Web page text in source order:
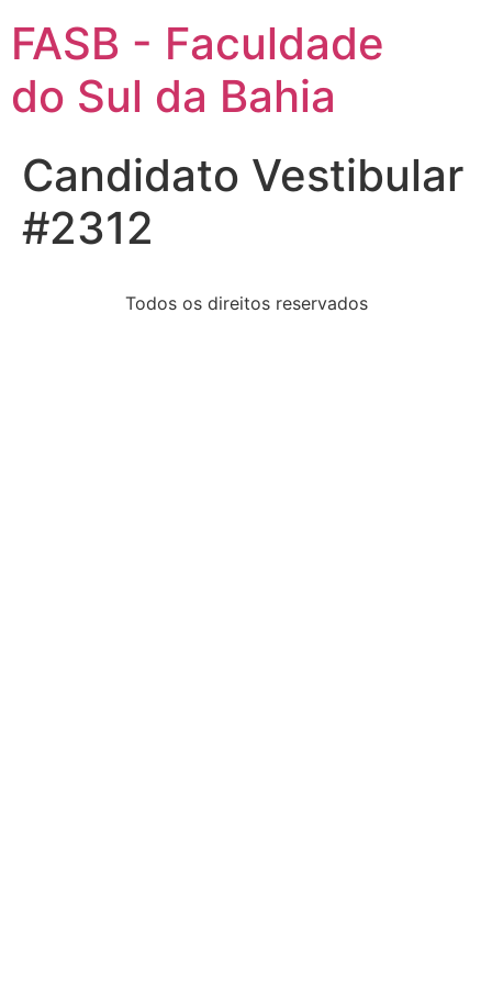
FASB - Faculdade
do Sul da Bahia
Candidato Vestibular
#2312
Todos os direitos reservados